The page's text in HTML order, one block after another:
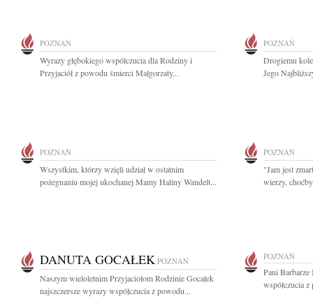
POZNAŃ
Wyrazy głębokiego współczucia dla Rodziny i
Przyjaciół z powodu śmierci Małgorzaty...
POZNAŃ
Drogiemu
Jego
POZNAŃ
Wszystkim, którzy wzięli udział w ostatnim
pożegnaniu mojej ukochanej Mamy Haliny Wandelt...
POZNAŃ
"Jam jest
wierzy,
DANUTA GOCAŁEK POZNAŃ
Naszym wieloletnim Przyjaciołom Rodzinie Gocałek
najszczersze wyrazy współczucia z powodu...
POZNAŃ
Pani
współczucia